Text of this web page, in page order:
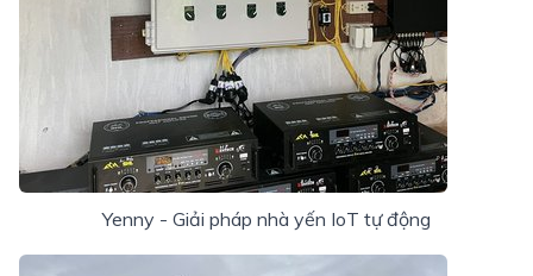
Yenny - Giải pháp nhà yến IoT tự động